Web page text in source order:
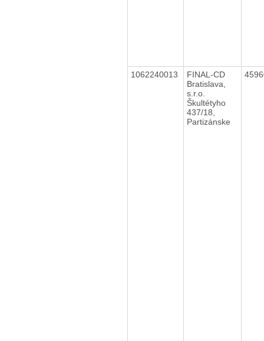
1062240013
FINAL-CD
Bratislava,
s.r.o.
Škultétyho
437/18,
Partizánske